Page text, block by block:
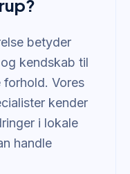
betyder
kendskab til
Vores
kender
i lokale
handle